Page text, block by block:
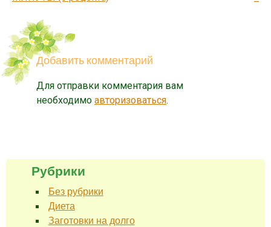
Добавить комментарий
Для отправки комментария вам
необходимо авторизоваться.
Рубрики
Без рубрики
Диета
Заготовки на долго